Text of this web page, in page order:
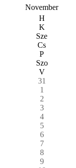
November
H
K
Sze
Cs
P
Szo
V
31
1
2
3
4
5
6
7
8
9